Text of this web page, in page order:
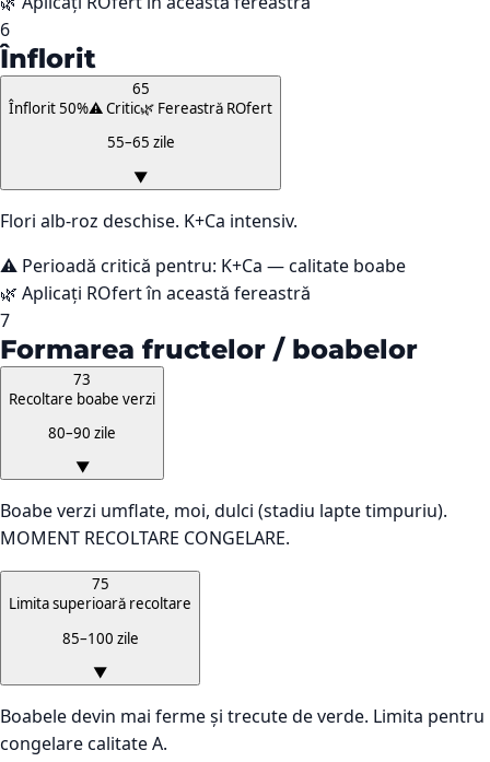
6
Înflorit
65
Înflorit 50%⚠️ Critic🌿 Fereastră ROfert
55–65 zile
▼
Flori alb-roz deschise. K+Ca intensiv.
⚠️ Perioadă critică pentru: K+Ca — calitate boabe
🌿 Aplicați ROfert în această fereastră
7
Formarea fructelor / boabelor
73
Recoltare boabe verzi
80–90 zile
▼
Boabe verzi umflate, moi, dulci (stadiu lapte timpuriu).
MOMENT RECOLTARE CONGELARE.
75
Limita superioară recoltare
85–100 zile
▼
Boabele devin mai ferme și trecute de verde. Limita pentru
congelare calitate A.